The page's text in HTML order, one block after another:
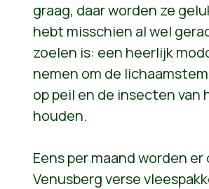
graag, daar worden ze
hebt misschien al wel
zoelen is: een heerlijk
nemen om de
op peil en de insecten van
houden.
Eens per maand worden er
Venusberg verse